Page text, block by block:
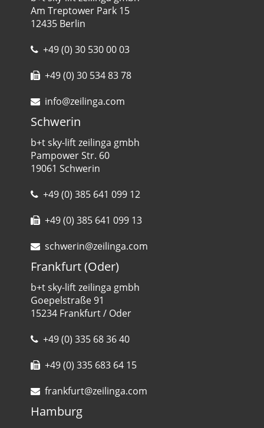
Am Treptower Park 15
12435 Berlin
+49 (0) 30 530 00 03
+49 (0) 30 534 83 78
info@zeilinga.com
Schwerin
b+t sky-lift zeilinga gmbh
Pampower Str. 60
19061 Schwerin
+49 (0) 385 641 099 12
+49 (0) 385 641 099 13
schwerin@zeilinga.com
Frankfurt (Oder)
b+t sky-lift zeilinga gmbh
Goepelstraße 91
15234 Frankfurt / Oder
+49 (0) 335 68 36 40
+49 (0) 335 683 64 15
frankfurt@zeilinga.com
Hamburg